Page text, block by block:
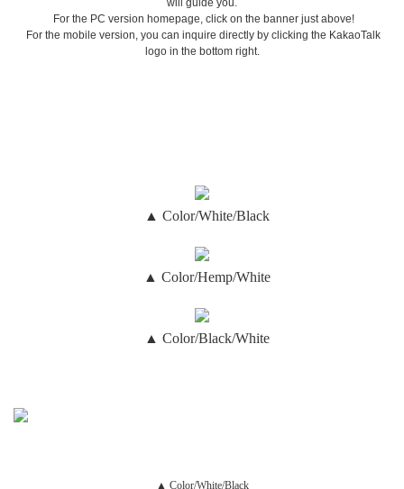
will guide you.
For the PC version homepage, click on the banner just above!
For the mobile version, you can inquire directly by clicking the KakaoTalk
logo in the bottom right.
▲ Color/White/Black
▲ Color/Hemp/White
▲ Color/Black/White
▲ Color/White/Black